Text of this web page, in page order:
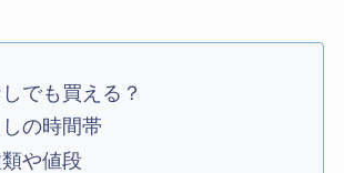
でも買える？
の時間帯
や値段